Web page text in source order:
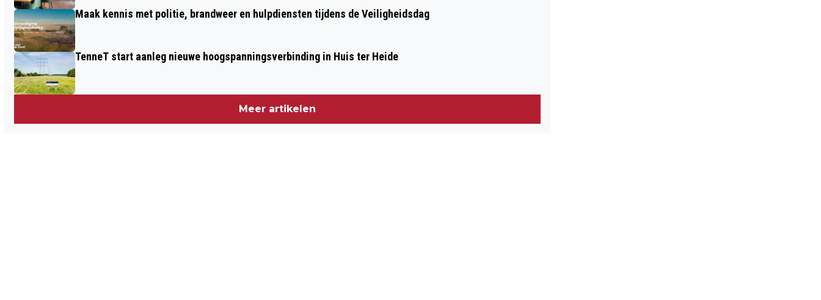
Maak kennis met politie, brandweer en hulpdiensten tijdens de Veiligheidsdag
TenneT start aanleg nieuwe hoogspanningsverbinding in Huis ter Heide
Meer artikelen